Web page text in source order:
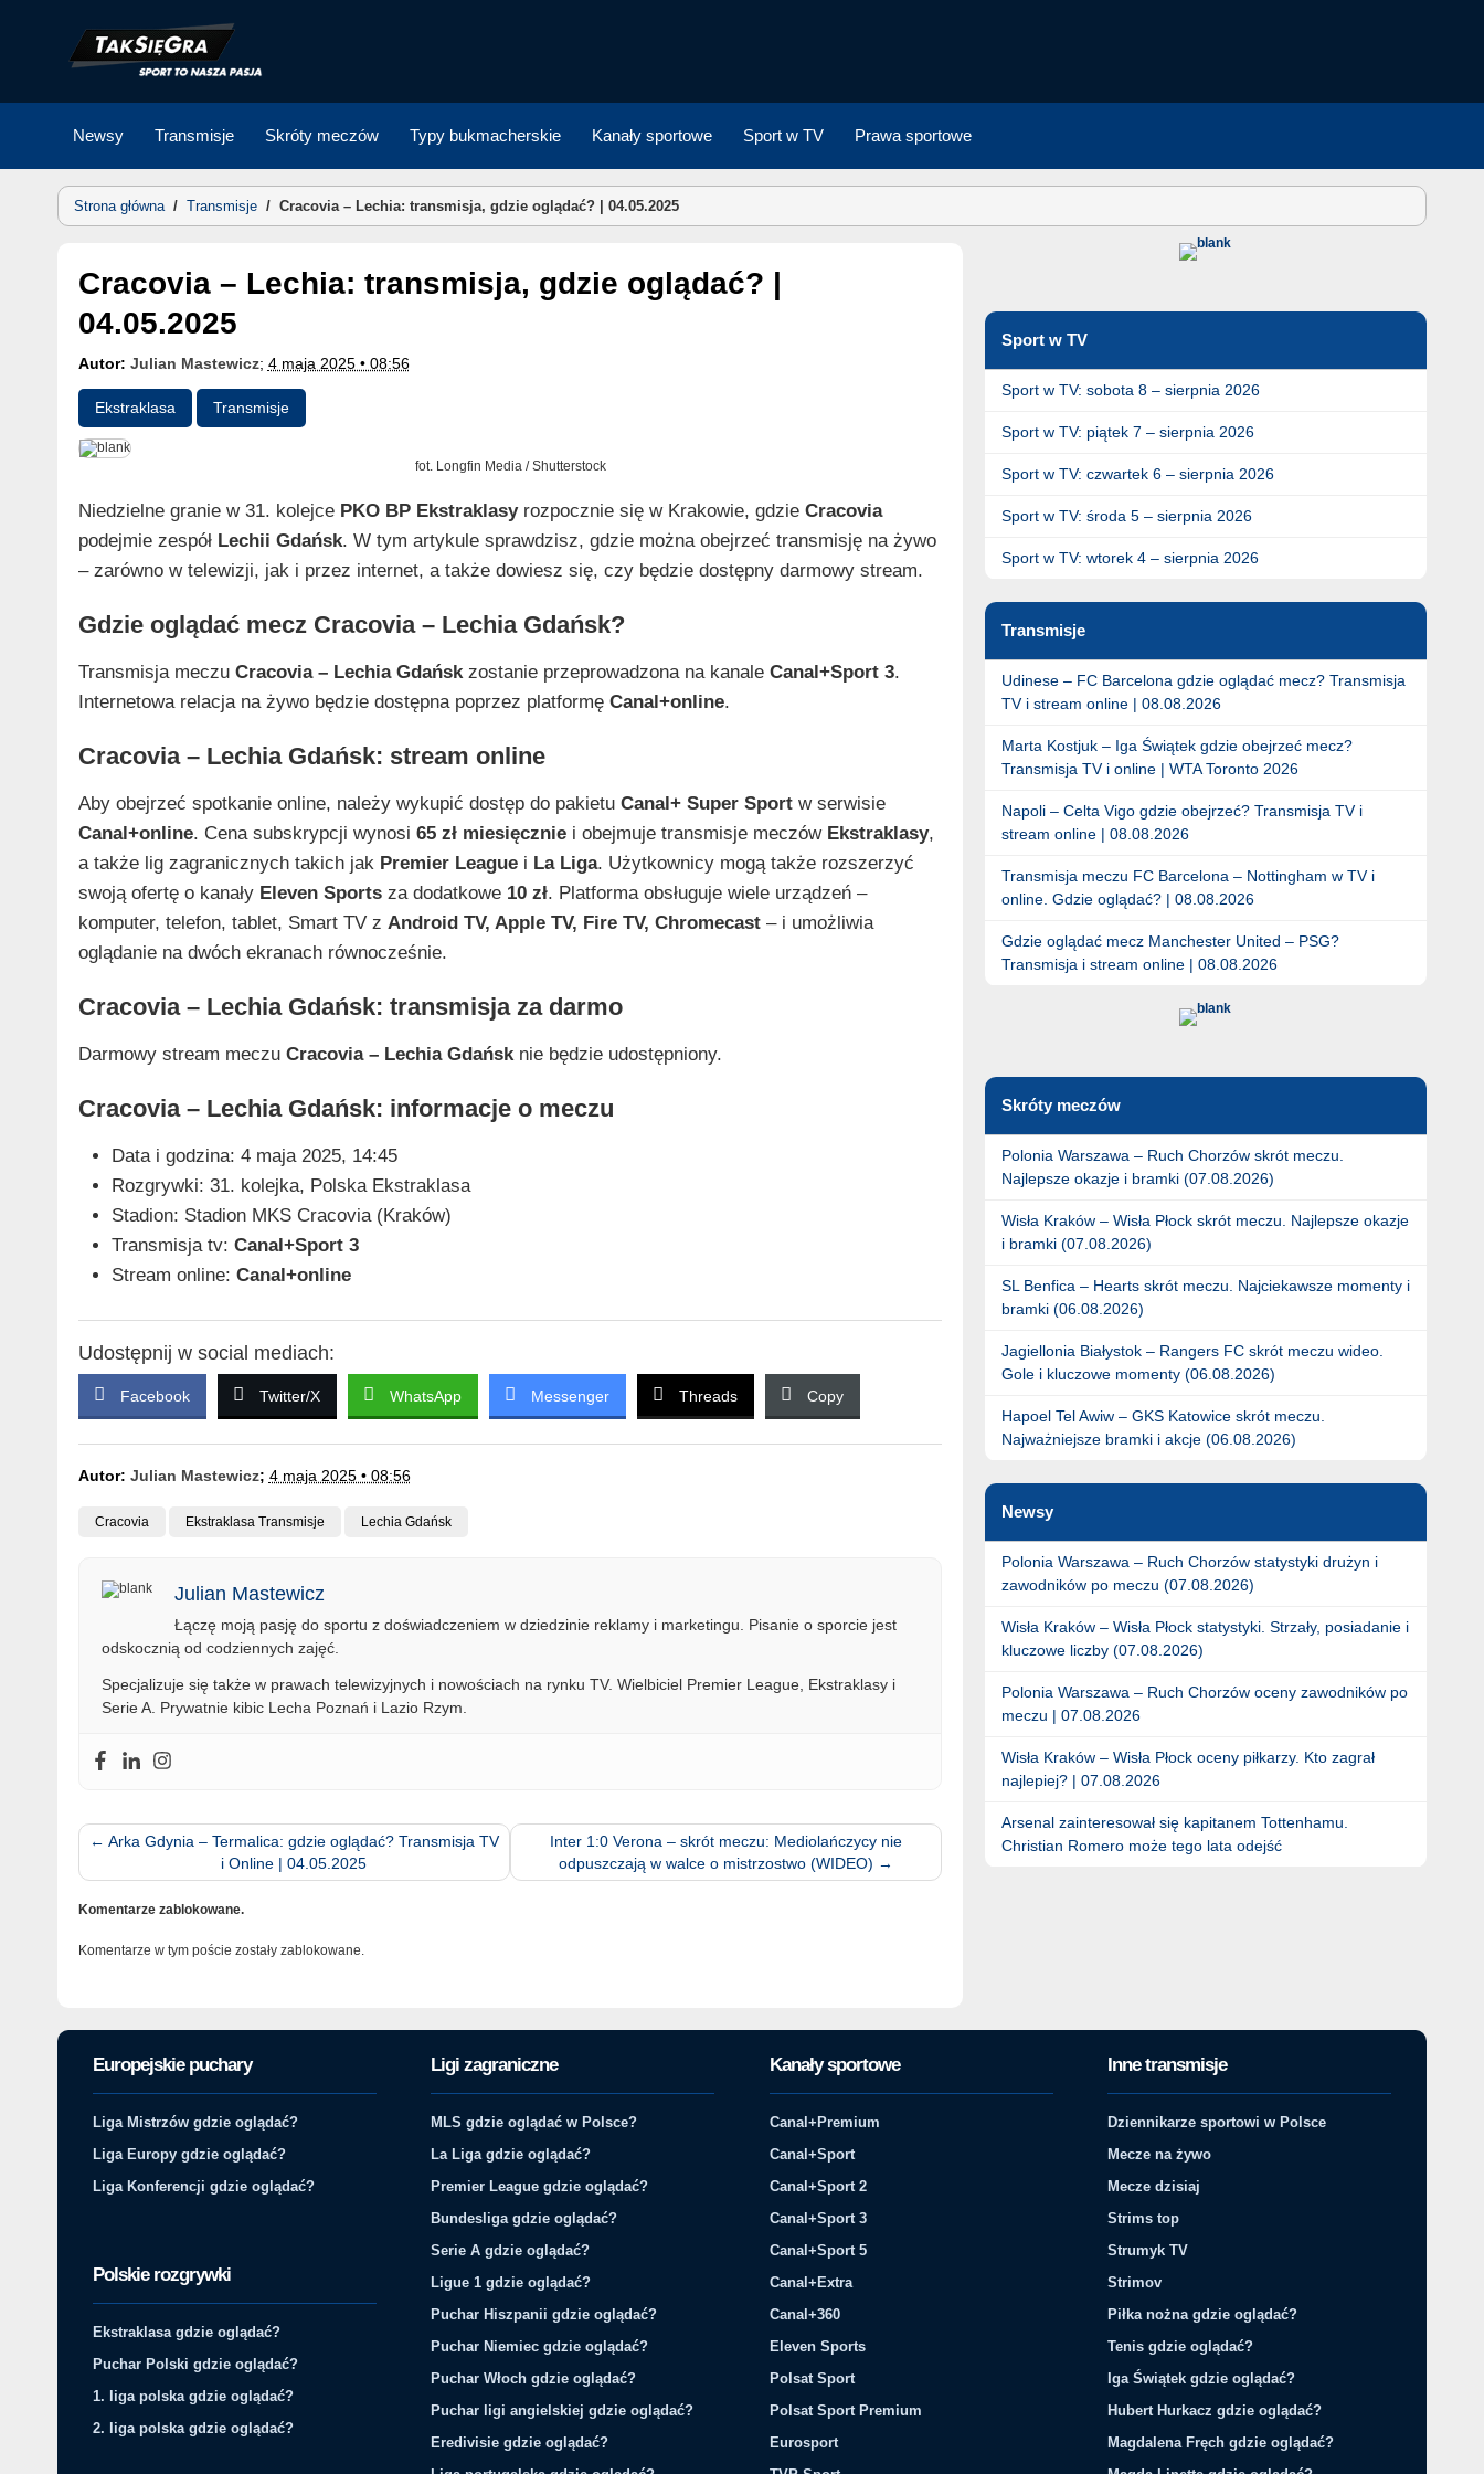
Newsy Transmisje Skróty meczów Typy bukmacherskie Kanały sportowe Sport w TV Prawa sportowe
Strona główna/ Transmisje / Cracovia – Lechia: transmisja, gdzie oglądać? | 04.05.2025
Cracovia – Lechia: transmisja, gdzie oglądać? |
04.05.2025
Autor: Julian Mastewicz; 4 maja 2025 • 08:56
Ekstraklasa Transmisje
fot. Longfin Media / Shutterstock
Niedzielne granie w 31. kolejce PKO BP Ekstraklasyrozpocznie się w Krakowie, gdzie Cracovia
podejmie zespół Lechii Gdańsk. W tym artykule sprawdzisz, gdzie można obejrzeć transmisję na żywo
– zarówno w telewizji, jak i przez internet, a także dowiesz się, czy będzie dostępny darmowy stream.
Gdzie oglądać mecz Cracovia – Lechia Gdańsk?
Transmisja meczu Cracovia – Lechia Gdańskzostanie przeprowadzona na kanale Canal+Sport 3.
Internetowa relacja na żywo będzie dostępna poprzez platformę Canal+online.
Cracovia – Lechia Gdańsk: stream online
Aby obejrzeć spotkanie online, należy wykupić dostęp do pakietu Canal+ Super Sportw serwisie
Canal+online. Cena subskrypcji wynosi 65 zł miesięczniei obejmuje transmisje meczów Ekstraklasy,
a także lig zagranicznych takich jak Premier Leaguei La Liga. Użytkownicy mogą także rozszerzyć
swoją ofertę o kanały Eleven Sportsza dodatkowe 10 zł. Platforma obsługuje wiele urządzeń –
komputer, telefon, tablet, Smart TV z Android TV, Apple TV, Fire TV, Chromecast– i umożliwia
oglądanie na dwóch ekranach równocześnie.
Cracovia – Lechia Gdańsk: transmisja za darmo
Darmowy stream meczu Cracovia – Lechia Gdańsknie będzie udostępniony.
Cracovia – Lechia Gdańsk: informacje o meczu
Data i godzina: 4 maja 2025, 14:45
Rozgrywki: 31. kolejka, Polska Ekstraklasa
Stadion: Stadion MKS Cracovia (Kraków)
Transmisja tv: Canal+Sport 3
Stream online: Canal+online
Udostępnij w social mediach:
Facebook Twitter/X WhatsApp Messenger Threads Copy
Autor: Julian Mastewicz; 4 maja 2025 • 08:56
Cracovia Ekstraklasa Transmisje Lechia Gdańsk
Julian Mastewicz
Łączę moją pasję do sportu z doświadczeniem w dziedzinie reklamy i marketingu. Pisanie o sporcie jest
odskocznią od codziennych zajęć.
Specjalizuje się także w prawach telewizyjnych i nowościach na rynku TV. Wielbiciel Premier League, Ekstraklasy i
Serie A. Prywatnie kibic Lecha Poznań i Lazio Rzym.
← Arka Gdynia – Termalica: gdzie oglądać? Transmisja TV
i Online | 04.05.2025
Inter 1:0 Verona – skrót meczu: Mediolańczycy nie
odpuszczają w walce o mistrzostwo (WIDEO) →
Komentarze zablokowane.
Komentarze w tym poście zostały zablokowane.
Sport w TV
Sport w TV: sobota 8 – sierpnia 2026
Sport w TV: piątek 7 – sierpnia 2026
Sport w TV: czwartek 6 – sierpnia 2026
Sport w TV: środa 5 – sierpnia 2026
Sport w TV: wtorek 4 – sierpnia 2026
Transmisje
Udinese – FC Barcelona gdzie oglądać mecz? Transmisja
TV i stream online | 08.08.2026
Marta Kostjuk – Iga Świątek gdzie obejrzeć mecz?
Transmisja TV i online | WTA Toronto 2026
Napoli – Celta Vigo gdzie obejrzeć? Transmisja TV i
stream online | 08.08.2026
Transmisja meczu FC Barcelona – Nottingham w TV i
online. Gdzie oglądać? | 08.08.2026
Gdzie oglądać mecz Manchester United – PSG?
Transmisja i stream online | 08.08.2026
Skróty meczów
Polonia Warszawa – Ruch Chorzów skrót meczu.
Najlepsze okazje i bramki (07.08.2026)
Wisła Kraków – Wisła Płock skrót meczu. Najlepsze okazje
i bramki (07.08.2026)
SL Benfica – Hearts skrót meczu. Najciekawsze momenty i
bramki (06.08.2026)
Jagiellonia Białystok – Rangers FC skrót meczu wideo.
Gole i kluczowe momenty (06.08.2026)
Hapoel Tel Awiw – GKS Katowice skrót meczu.
Najważniejsze bramki i akcje (06.08.2026)
Newsy
Polonia Warszawa – Ruch Chorzów statystyki drużyn i
zawodników po meczu (07.08.2026)
Wisła Kraków – Wisła Płock statystyki. Strzały, posiadanie i
kluczowe liczby (07.08.2026)
Polonia Warszawa – Ruch Chorzów oceny zawodników po
meczu | 07.08.2026
Wisła Kraków – Wisła Płock oceny piłkarzy. Kto zagrał
najlepiej? | 07.08.2026
Arsenal zainteresował się kapitanem Tottenhamu.
Christian Romero może tego lata odejść
Europejskie puchary
Liga Mistrzów gdzie oglądać?
Liga Europy gdzie oglądać?
Liga Konferencji gdzie oglądać?
Polskie rozgrywki
Ekstraklasa gdzie oglądać?
Puchar Polski gdzie oglądać?
1. liga polska gdzie oglądać?
2. liga polska gdzie oglądać?
Ligi zagraniczne
MLS gdzie oglądać w Polsce?
La Liga gdzie oglądać?
Premier League gdzie oglądać?
Bundesliga gdzie oglądać?
Serie A gdzie oglądać?
Ligue 1 gdzie oglądać?
Puchar Hiszpanii gdzie oglądać?
Puchar Niemiec gdzie oglądać?
Puchar Włoch gdzie oglądać?
Puchar ligi angielskiej gdzie oglądać?
Eredivisie gdzie oglądać?
Kanały sportowe
Canal+Premium
Canal+Sport
Canal+Sport 2
Canal+Sport 3
Canal+Sport 5
Canal+Extra
Canal+360
Eleven Sports
Polsat Sport
Polsat Sport Premium
Eurosport
Inne transmisje
Dziennikarze sportowi w Polsce
Mecze na żywo
Mecze dzisiaj
Strims top
Strumyk TV
Strimov
Piłka nożna gdzie oglądać?
Tenis gdzie oglądać?
Iga Świątek gdzie oglądać?
Hubert Hurkacz gdzie oglądać?
Magdalena Fręch gdzie oglądać?